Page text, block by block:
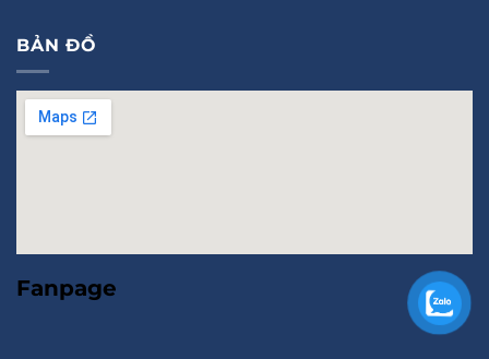
BẢN ĐỒ
Fanpage